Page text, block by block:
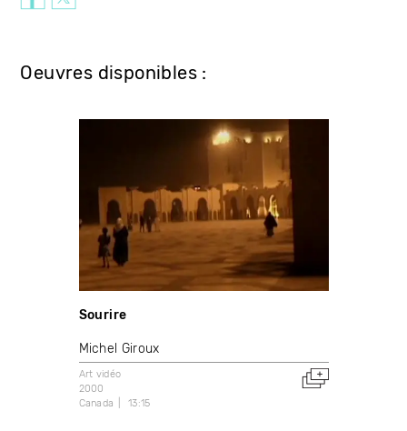
Oeuvres disponibles :
Sourire
Michel Giroux
Art vidéo
2000
Canada
13:15